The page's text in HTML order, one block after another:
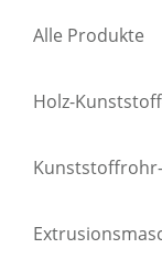
Alle Produkte
Holz-